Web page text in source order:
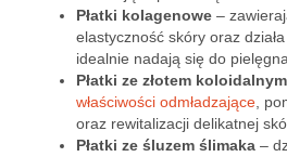
Płatki kolagenowe –
elastyczność skóry oraz
idealnie nadają się do
Płatki ze złotem koloidalnym
właściwości odmładzające ,
oraz rewitalizacji delikatnej
Płatki ze śluzem ślimaka –